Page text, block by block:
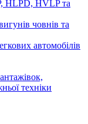
HLPD, HVLP та
човнів та
автомобілів
техніки